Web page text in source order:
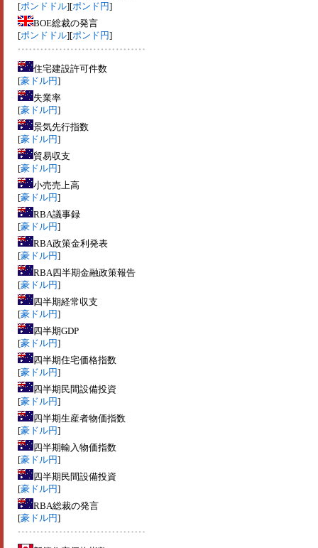
[ポンドドル][ポンド円]
BOE総裁の発言
[ポンドドル][ポンド円]
住宅建設許可件数
[豪ドル円]
失業率
[豪ドル円]
景気先行指数
[豪ドル円]
貿易収支
[豪ドル円]
小売売上高
[豪ドル円]
RBA議事録
[豪ドル円]
RBA政策金利発表
[豪ドル円]
RBA四半期金融政策報告
[豪ドル円]
四半期経常収支
[豪ドル円]
四半期GDP
[豪ドル円]
四半期住宅価格指数
[豪ドル円]
四半期民間設備投資
[豪ドル円]
四半期生産者物価指数
[豪ドル円]
四半期輸入物価指数
[豪ドル円]
四半期民間設備投資
[豪ドル円]
RBA総裁の発言
[豪ドル円]